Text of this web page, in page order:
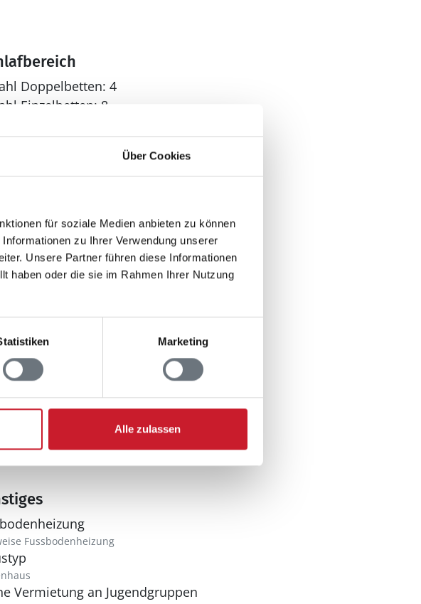
Über Cookies
für soziale Medien anbieten zu können
zu Ihrer Verwendung unserer
Unsere Partner führen diese Informationen
haben oder die sie im Rahmen Ihrer Nutzung
Marketing
Alle zulassen
Doppelbetten: 4
Einzelbetten: 8
Badezimmer: 2
Toiletten: 2
Fernsehen
Fussbodenheizung
Vermietung an Jugendgruppen